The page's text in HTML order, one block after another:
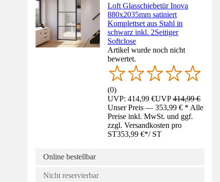
Loft Glasschiebetür Inova
880x2035mm satiniert
Komplettset aus Stahl in
schwarz inkl. 2Seitiger
Softclose
Artikel wurde noch nicht
bewertet.
(0)
UVP: 414,99 €UVP414,99 €
Unser Preis — 353,99 € * Alle
Preise inkl. MwSt. und ggf.
zzgl. Versandkosten pro
ST353,99 €*/ ST
Online bestellbar
Nicht reservierbar